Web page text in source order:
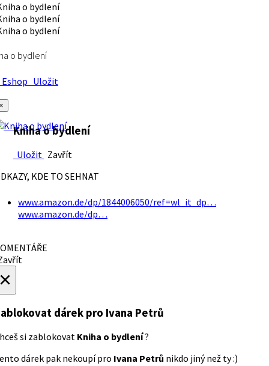
o bydlení
Uložit
Kniha o bydlení
Uložit Zavřít
KDE TO SEHNAT
www.amazon.de/dp/1844006050/ref=wl_it_dp…
www.amazon.de/dp…
dárek pro Ivana Petrů
si zablokovat Kniha o bydlení?
dárek pak nekoupí pro Ivana Petrů nikdo jiný než ty :)